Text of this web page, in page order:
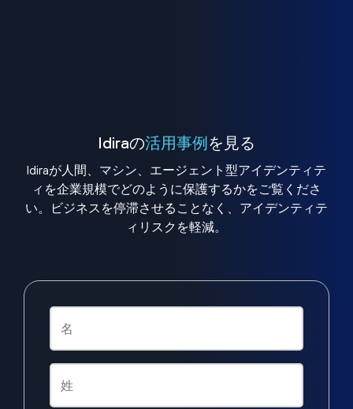
Idiraの活用事例を見る
Idiraが人間、マシン、エージェント型アイデンティテ
ィを企業規模でどのように保護するかをご覧くださ
い。ビジネスを停滞させることなく、アイデンティテ
ィリスクを軽減。